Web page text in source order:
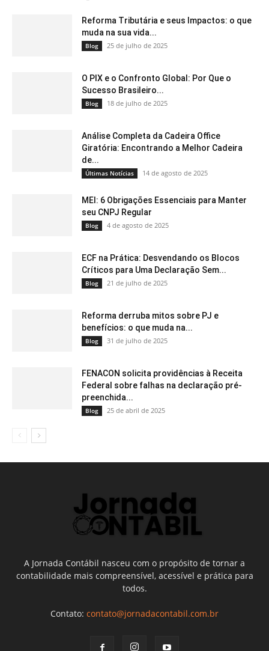
Reforma Tributária e seus Impactos: o que
muda na sua vida...
Blog 25 de julho de 2025
O PIX e o Confronto Global: Por Que o
Sucesso Brasileiro...
Blog 18 de julho de 2025
Análise Completa da Cadeira Office
Giratória: Encontrando a Melhor Cadeira
de...
Últimas Notícias 14 de agosto de 2025
MEI: 6 Obrigações Essenciais para Manter
seu CNPJ Regular
Blog 4 de agosto de 2025
ECF na Prática: Desvendando os Blocos
Críticos para Uma Declaração Sem...
Blog 21 de julho de 2025
Reforma derruba mitos sobre PJ e
benefícios: o que muda na...
Blog 31 de julho de 2025
FENACON solicita providências à Receita
Federal sobre falhas na declaração pré-
preenchida...
Blog 25 de abril de 2025
A Jornada Contábil nasceu com o propósito de tornar a
contabilidade mais compreensível, acessível e prática para
todos.
Contato: contato@jornadacontabil.com.br